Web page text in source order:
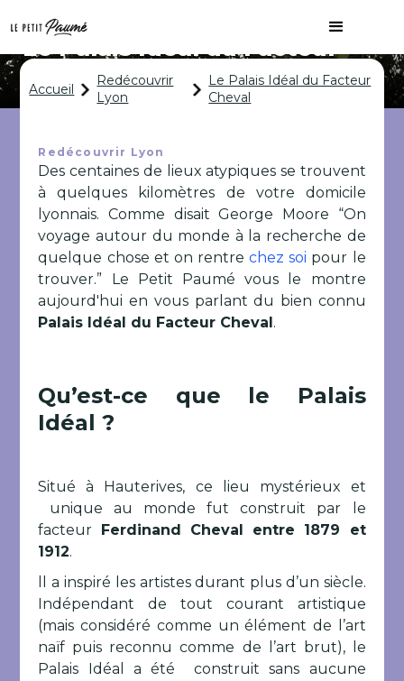
Le Palais Idéal du Facteur
Cheval
Accueil
Redécouvrir
Lyon
Le Palais Idéal du Facteur
Cheval
Redécouvrir Lyon
Des centaines de lieux atypiques se trouvent
à quelques kilomètres de votre domicile
lyonnais. Comme disait George Moore “On
voyage autour du monde à la recherche de
quelque chose et on rentrechez soi pour le
trouver.” Le Petit Paumé vous le montre
aujourd'hui en vous parlant du bien connu
Palais Idéal du Facteur Cheval.
Qu’est-ce que le Palais
Idéal ?
Situé à Hauterives, ce lieu mystérieux et
unique au monde fut construit par le
facteur Ferdinand Cheval entre 1879 et
1912.
ll a inspiré les artistes durant plus d’un siècle.
Indépendant de tout courant artistique
(mais considéré comme un élément de l’art
naïf puis reconnu comme de l’art brut), le
Palais Idéal a été construit sans aucune